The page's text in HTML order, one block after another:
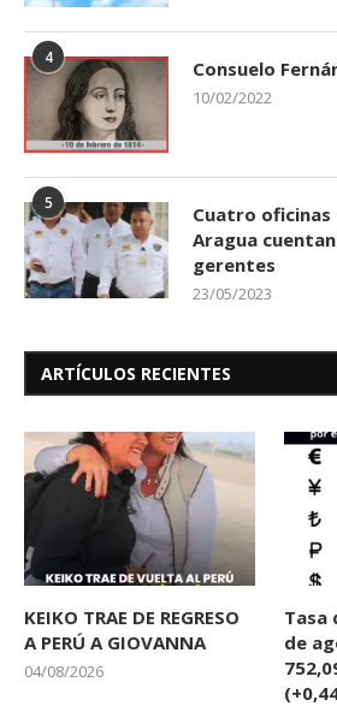
4 Consuelo
10/02/2022
5
Cuatro oficinas
Aragua
gerentes
23/05/2023
ARTÍCULOS RECIENTES
KEIKO TRAE DE REGRESO
A PERÚ A GIOVANNA
04/08/2026
Tasa
de